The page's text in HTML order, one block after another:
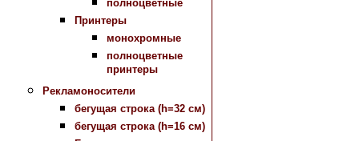
полноцветные
Принтеры
монохромные
полноцветные
принтеры
Рекламоносители
бегущая строка (h=32 см)
бегущая строка (h=16 см)